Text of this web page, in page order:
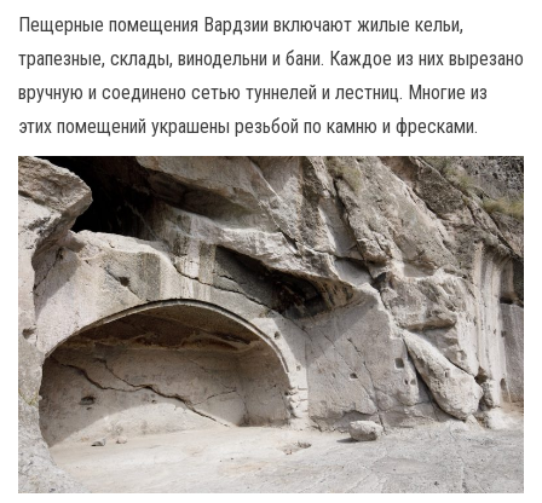
Пещерные помещения Вардзии включают жилые кельи,
трапезные, склады, винодельни и бани. Каждое из них вырезано
вручную и соединено сетью туннелей и лестниц. Многие из
этих помещений украшены резьбой по камню и фресками.